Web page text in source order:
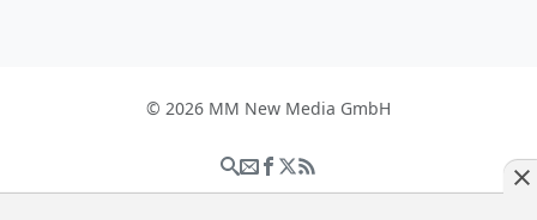
© 2026 MM New Media GmbH